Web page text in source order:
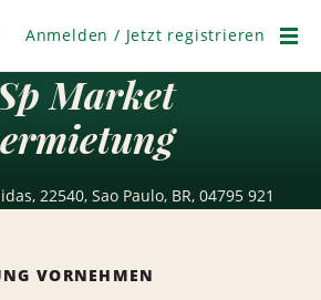
Anmelden / Jetzt registrieren
Market
22540, Sao Paulo, BR, 04795 921
VORNEHMEN